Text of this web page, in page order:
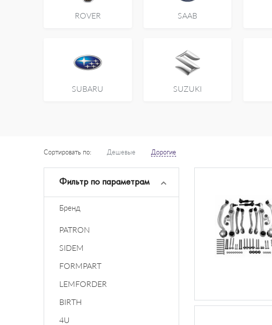
ROVER SAAB
SUBARU SUZUKI
Сортировать по: Дешевые Дорогие
Фильтр по параметрам
Бренд
PATRON
SIDEM
FORMPART
LEMFORDER
BIRTH
4U